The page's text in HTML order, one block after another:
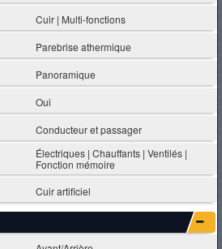
Cuir | Multi-fonctions
Parebrise athermique
Panoramique
Oui
Conducteur et passager
Électriques | Chauffants | Ventilés |
Fonction mémoire
Cuir artificiel